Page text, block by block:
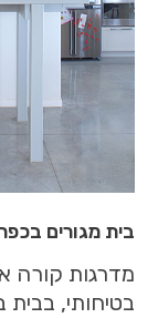
בית מגורים
מדרגות קורה
בטיחותי,